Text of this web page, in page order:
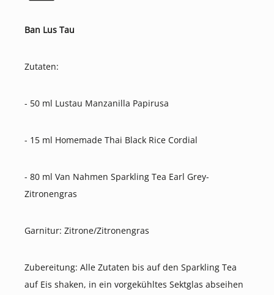
Ban Lus Tau
Zutaten:
- 50 ml Lustau Manzanilla Papirusa
- 15 ml Homemade Thai Black Rice Cordial
- 80 ml Van Nahmen Sparkling Tea Earl Grey-
Zitronengras
Garnitur: Zitrone/Zitronengras
Zubereitung: Alle Zutaten bis auf den Sparkling Tea
auf Eis shaken, in ein vorgekühltes Sektglas abseihen